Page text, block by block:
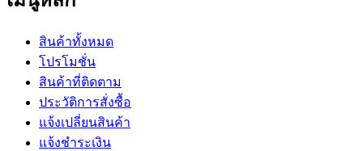
สินค้าทั้งหมด
โปรโมชั่น
สินค้าที่ติดตาม
ประวัติการสั่งซื้อ
แจ้งเปลี่ยนสินค้า
แจ้งชำระเงิน